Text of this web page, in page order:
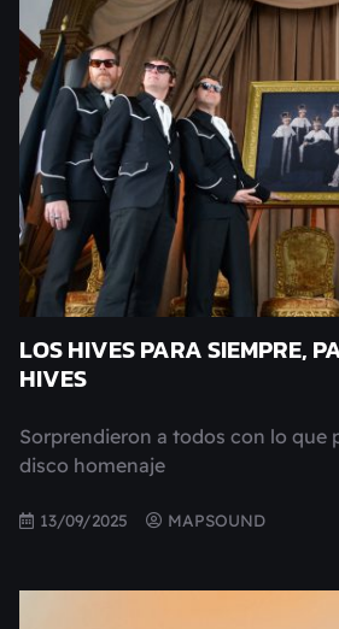
LOS HIVES PARA SIEMPRE,
HIVES
Sorprendieron a todos con lo que
disco homenaje
13/09/2025 MAPSOUND